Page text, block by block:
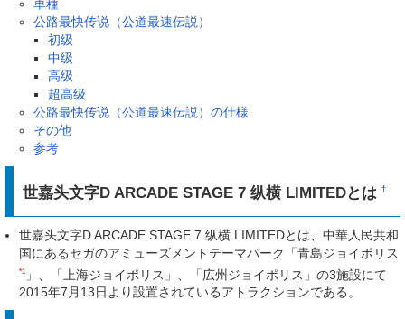
車種
公路最快传说（公道最速伝説）
初级
中级
高级
超高级
公路最快传说（公道最速伝説）の仕様
その他
参考
世嘉头文字D ARCADE STAGE 7 纵横 LIMITEDとは†
世嘉头文字D ARCADE STAGE 7 纵横 LIMITEDとは、中華人民共和
国にあるセガのアミューズメントテーマパーク「青島ジョイポリス
*1」、「上海ジョイポリス」、「広州ジョイポリス」の3施設にて
2015年7月13日より設置されているアトラクションである。